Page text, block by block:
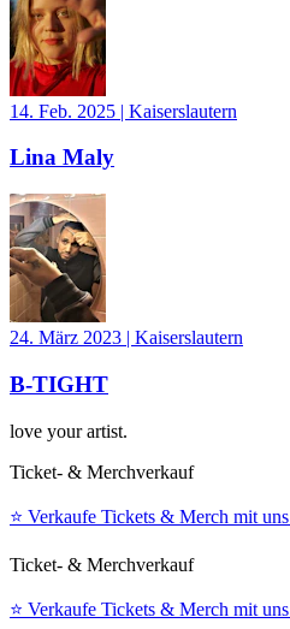
14. Feb. 2025 | Kaiserslautern
Lina Maly
24. März 2023 | Kaiserslautern
B-TIGHT
love your artist.
Ticket- & Merchverkauf
⭐️ Verkaufe Tickets & Merch mit uns
Ticket- & Merchverkauf
⭐️ Verkaufe Tickets & Merch mit uns